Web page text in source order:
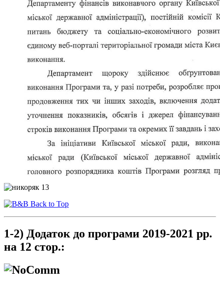
Back to Top
1-2) Додаток до програми 2019-2021 рр.
на 12 стор.: